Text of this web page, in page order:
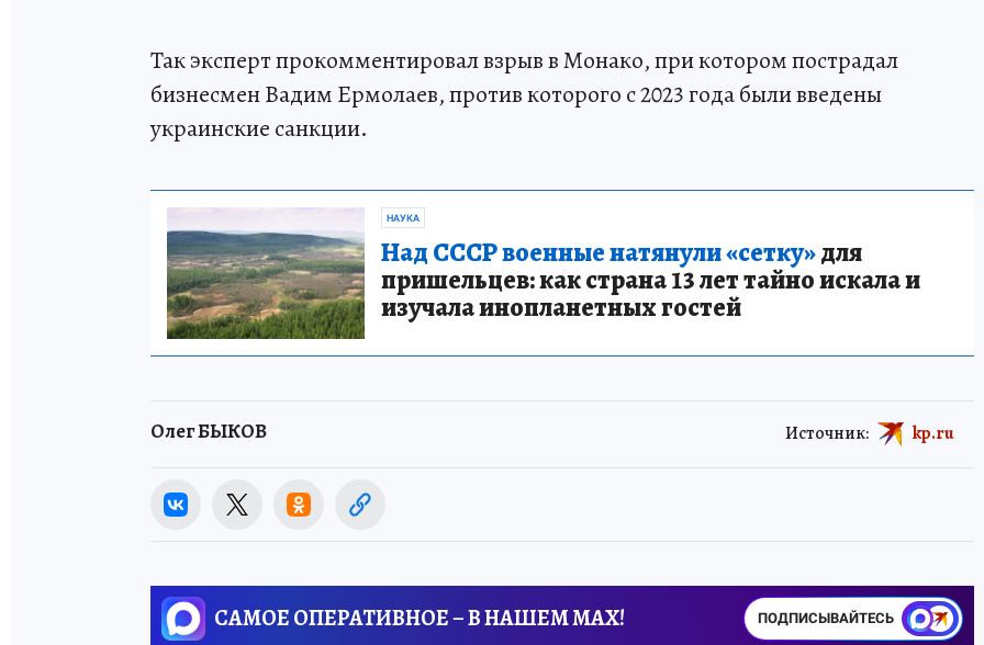
Так эксперт прокомментировал взрыв в Монако, при котором пострадал
бизнесмен Вадим Ермолаев, против которого с 2023 года были введены
украинские санкции.
НАУКА
Над СССР военные натянули «сетку»для
пришельцев: как страна 13 лет тайно искала и
изучала инопланетных гостей
Олег БЫКОВ Источник: kp.ru
САМОЕ ОПЕРАТИВНОЕ – В НАШЕМ MAX! ПОДПИСЫВАЙТЕСЬ